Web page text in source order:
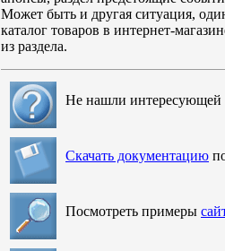
Может быть и другая ситуация,
каталог товаров в интернет-
из раздела.
Не нашли
Скачать документацию
Посмотреть примеры